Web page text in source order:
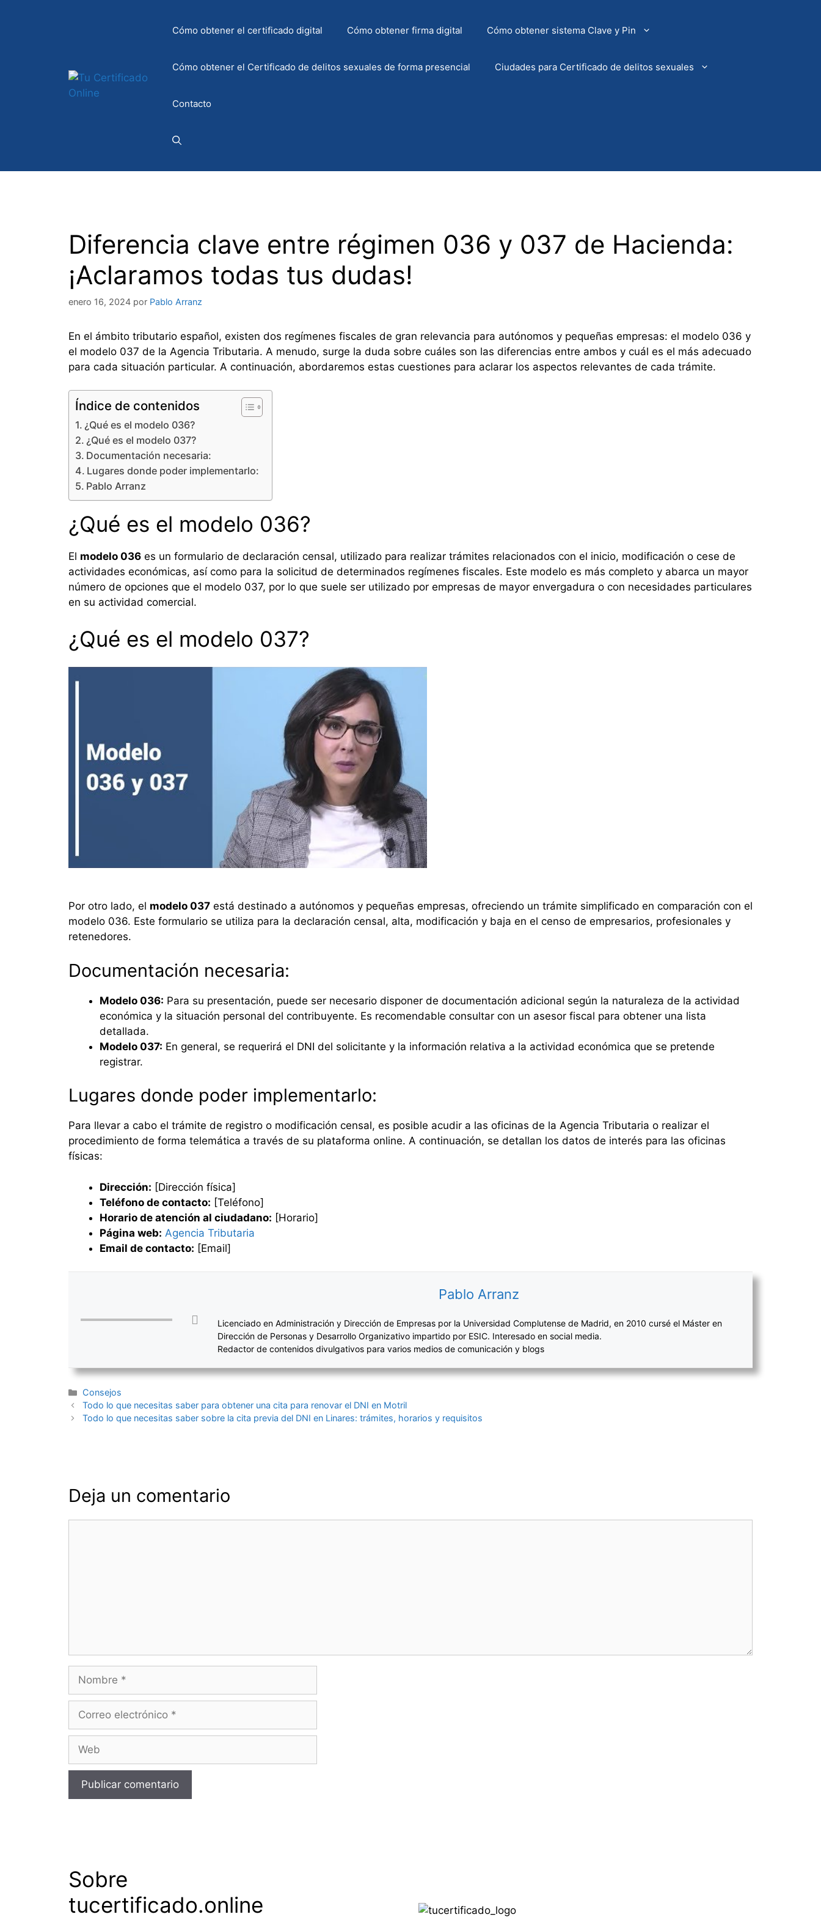
Cómo obtener el certificado digital Cómo obtener firma digital Cómo obtener sistema Clave y Pin
Cómo obtener el Certificado de delitos sexuales de forma presencial Ciudades para Certificado de delitos sexuales
Contacto
Diferencia clave entre régimen 036 y 037 de Hacienda:
¡Aclaramos todas tus dudas!
enero 16, 2024 por Pablo Arranz
En el ámbito tributario español, existen dos regímenes fiscales de gran relevancia para autónomos y pequeñas empresas: el modelo 036 y
el modelo 037 de la Agencia Tributaria. A menudo, surge la duda sobre cuáles son las diferencias entre ambos y cuál es el más adecuado
para cada situación particular. A continuación, abordaremos estas cuestiones para aclarar los aspectos relevantes de cada trámite.
Índice de contenidos
¿Qué es el modelo 036?
¿Qué es el modelo 037?
Documentación necesaria:
Lugares donde poder implementarlo:
Pablo Arranz
¿Qué es el modelo 036?
El modelo 036 es un formulario de declaración censal, utilizado para realizar trámites relacionados con el inicio, modificación o cese de
actividades económicas, así como para la solicitud de determinados regímenes fiscales. Este modelo es más completo y abarca un mayor
número de opciones que el modelo 037, por lo que suele ser utilizado por empresas de mayor envergadura o con necesidades particulares
en su actividad comercial.
¿Qué es el modelo 037?
Por otro lado, el modelo 037 está destinado a autónomos y pequeñas empresas, ofreciendo un trámite simplificado en comparación con el
modelo 036. Este formulario se utiliza para la declaración censal, alta, modificación y baja en el censo de empresarios, profesionales y
retenedores.
Documentación necesaria:
Modelo 036: Para su presentación, puede ser necesario disponer de documentación adicional según la naturaleza de la actividad
económica y la situación personal del contribuyente. Es recomendable consultar con un asesor fiscal para obtener una lista
detallada.
Modelo 037: En general, se requerirá el DNI del solicitante y la información relativa a la actividad económica que se pretende
registrar.
Lugares donde poder implementarlo:
Para llevar a cabo el trámite de registro o modificación censal, es posible acudir a las oficinas de la Agencia Tributaria o realizar el
procedimiento de forma telemática a través de su plataforma online. A continuación, se detallan los datos de interés para las oficinas
físicas:
Dirección: [Dirección física]
Teléfono de contacto: [Teléfono]
Horario de atención al ciudadano: [Horario]
Página web: Agencia Tributaria
Email de contacto: [Email]
Pablo Arranz
Licenciado en Administración y Dirección de Empresas por la Universidad Complutense de Madrid, en 2010 cursé el Máster en
Dirección de Personas y Desarrollo Organizativo impartido por ESIC. Interesado en social media.
Redactor de contenidos divulgativos para varios medios de comunicación y blogs
Categorías
Consejos
Navegación
de
Todo lo que necesitas saber para obtener una cita para renovar el DNI en Motril
Todo lo que necesitas saber sobre la cita previa del DNI en Linares: trámites, horarios y requisitos
Deja un comentario
Nombre
Correo
Web
Sobre
tucertificado.online